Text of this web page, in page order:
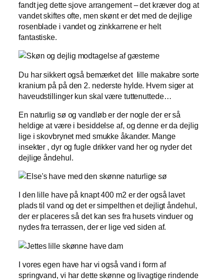
fandt jeg dette sjove arrangement – det kræver dog at
vandet skiftes ofte, men skønt er det med de dejlige
rosenblade i vandet og zinkkarrene er helt
fantastiske.
Du har sikkert også bemærket det lille makabre sorte
kranium på på den 2. nederste hylde. Hvem siger at
haveudstillinger kun skal være tuttenuttede…
En naturlig sø og vandløb er der nogle der er så
heldige at være i besiddelse af, og denne er da dejlig
lige i skovbrynet med smukke åkander. Mange
insekter , dyr og fugle drikker vand her og nyder det
dejlige åndehul.
I den lille have på knapt 400 m2 er der også lavet
plads til vand og det er simpelthen et dejligt åndehul,
der er placeres så det kan ses fra husets vinduer og
nydes fra terrassen, der er lige ved siden af.
I vores egen have har vi også vand i form af
springvand, vi har dette skønne og livagtige rindende